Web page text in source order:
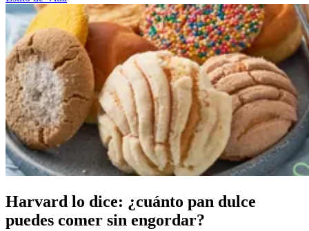
Harvard lo dice: ¿cuánto pan dulce
puedes comer sin engordar?